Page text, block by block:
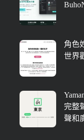
角色
世界
完整
聲和